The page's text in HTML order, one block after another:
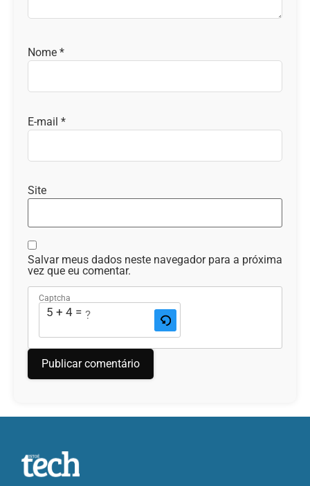
Nome *
E-mail *
Site
Salvar meus dados neste navegador para a próxima
vez que eu comentar.
Captcha
5 + 4 = ?